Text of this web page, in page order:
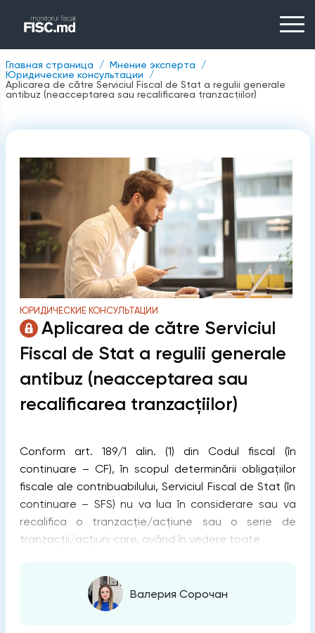
Главная страница
Мнение эксперта
Юридические консультации
Aplicarea de către Serviciul Fiscal de Stat a regulii generale
antibuz (neacceptarea sau recalificarea tranzacțiilor)
ЮРИДИЧЕСКИЕ КОНСУЛЬТАЦИИ
Aplicarea de către Serviciul
Fiscal de Stat a regulii generale
antibuz (neacceptarea sau
recalificarea tranzacțiilor)
Conform art. 189/1 alin. (1) din Codul fiscal (în
continuare – CF), în scopul determinării obligațiilor
fiscale ale contribuabilului, Serviciul Fiscal de Stat (în
continuare – SFS) nu va lua în considerare sau va
recalifica o tranzacție/acțiune sau o serie de
tranzacții/acțiuni care, având în vedere toate
Валерия Сорочан